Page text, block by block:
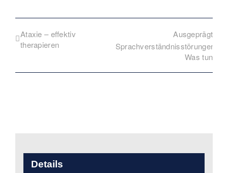
Ataxie – effektiv
therapieren
Ausgeprägte
Sprachverständnisstörungen:
Was tun?
Details